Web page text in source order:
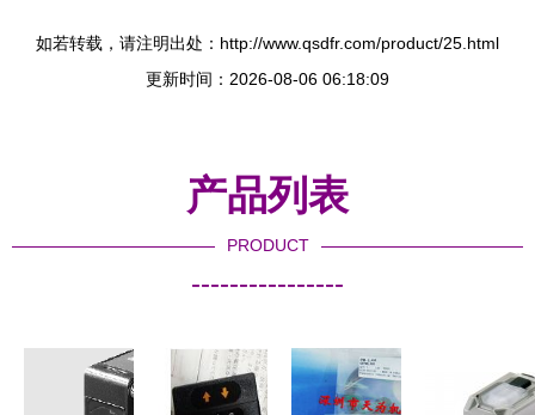
如若转载，请注明出处：http://www.qsdfr.com/product/25.html
更新时间：2026-08-06 06:18:09
产品列表
PRODUCT
----------------